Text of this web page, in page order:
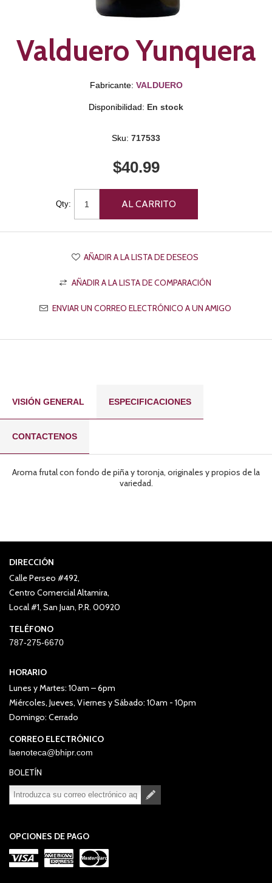
Valduero Yunquera
Fabricante: VALDUERO
Disponibilidad: En stock
Sku: 717533
$40.99
Qty:
VISIÓN GENERAL ESPECIFICACIONES
CONTACTENOS
Aroma frutal con fondo de piña y toronja, originales y propios de la
variedad.
DIRECCIÓN
Calle Perseo #492,
Centro Comercial Altamira,
Local #1, San Juan, P.R. 00920
TELÉFONO
787-275-6670
HORARIO
Lunes y Martes: 10am – 6pm
Miércoles, Jueves, Viernes y Sábado: 10am - 10pm
Domingo: Cerrado
CORREO ELECTRÓNICO
laenoteca@bhipr.com
BOLETÍN
OPCIONES DE PAGO